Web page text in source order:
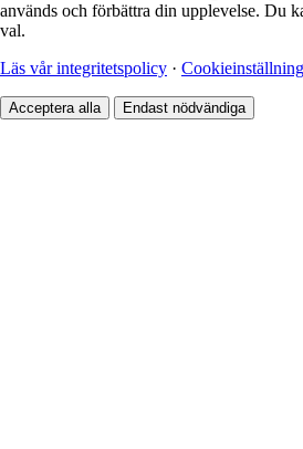
används och förbättra din upplevelse. Du
val.
Läs vår integritetspolicy ·
Acceptera alla Endast nödvändiga